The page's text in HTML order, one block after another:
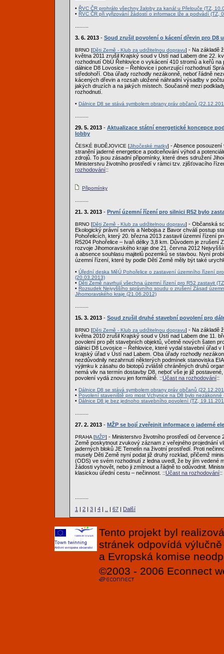
• ŘVC ČR prohrálo všechny žaloby za kanál u Přelouče (TZ,
• ŘVC ČR při vyřizování žádostí o informace lže a podvádí (TZ,
3. 6. 2013 - Soud zrušil povolení o kácení dřevin pro D8
BRNO [Děti Země - Klub za udržitelnou dopravu] - Na základě
května 2011 zrušil Krajský soud v Ústí nad Labem dne 22.
rozhodnutí ObÚ Řehlovice o vykácení 410 stromů a keřů na
dálnice D8 Lovosice – Řehlovice i potvrzující rozhodnutí
středohoří. Oba úřady rozhodly nezákonně, neboť řádně
kácených dřevin a rozsah uložené náhradní výsadby v
jakých druzích a na jakých místech. Současně mezi
rozhodnutí.
• Dálnice D8 se stává symbolem obrany práv občanů
29. 5. 2013 - Aktualizace státní energetické koncepce
lobby
ČESKÉ BUDĚJOVICE [Jihočeské matky] - Absence posouzení
stranění jaderné energetice a podceňování výhod a
zdrojů. To jsou zásadní připomínky, které dnes sdružení
Ministerstvu životního prostředí v rámci tzv. zjišťovacího
rozhodování::
Připomínky
21. 3. 2013 - První územní řízení pro silnici R52 bylo
BRNO [Děti Země - Klub za udržitelnou dopravu] - Občanská
Ekologický právní servis a Nebojsa z Bavor chválí postup
Pohořelicích, který 20. března 2013 zastavil územní řízení
R5204 Pohořelice – Ivaň délky 3,8 km. Důvodem je zrušení
rozvoje Jihomoravského kraje dne 21. června 2012
a absence souhlasu majitelů pozemků se stavbou. Nyní
územní řízení, které by podle Dětí Země měly být také
• Úřední deska MěÚ Pohořelice o zastavení územního řízení
(20.03.2013)
• Děti Země navrhují všechna územní řízení pro R52 zastavit
• Rozsudek Nejvyššího správního soudu o zrušení Zásad
Jihomoravského kraje (21.06.2012)
15. 3. 2013 - Soud zrušil druhé stavební povolení pro
BRNO [Děti Země - Klub za udržitelnou dopravu] - Na základě
května 2010 zrušil Krajský soud v Ústí nad Labem dne 11.
povolení pro pět stavebních objektů, včetně nových šaten
dálnici D8 Lovosice – Řehlovice, které vydal stavební úřad v
krajský úřad v Ústí nad Labem. Oba úřady rozhodly
nezdůvodnily nezahrnutí některých podmínek stanoviska
výjimku k zásahu do biotopů zvláště chráněných druhů
nemá vliv na termín dostavby D8, neboť vše je již
povolení vydá znovu jen formálně. ::Účast na rozhodování::
• Dálnice D8 se stává symbolem obrany práv občanů
• Povolení staveniště pro most Vchynice na D8 bylo nezákonné
• Dálnice D8 je bez jednoho stavebního povolení (TZ,
27. 2. 2013 - MŽP se bojí zveřejnit informace o jaderné
PRAHA [MŽP] - Ministerstvo životního prostředí od července
Země poskytnout zvukový záznam z veřejného projednání
jaderných bloků JE Temelín na životní prostředí. Proti
musely Děti Země nyní podat již druhý rozklad, přičemž
(ODS) ve svém rozhodnutí z ledna uvedl, že by jím vedené
žádosti vyhovět, nebo ji zmítnout a řádně to odůvodnit.
klasickou úřední cestu – nečinnost. ::Účast na rozhodování::
1 | 2 | 3 | 4 | | 67 | Další
Tento projekt byl
stránek odpovídá
a Evropská komise
©2003 - 2006 Econnect